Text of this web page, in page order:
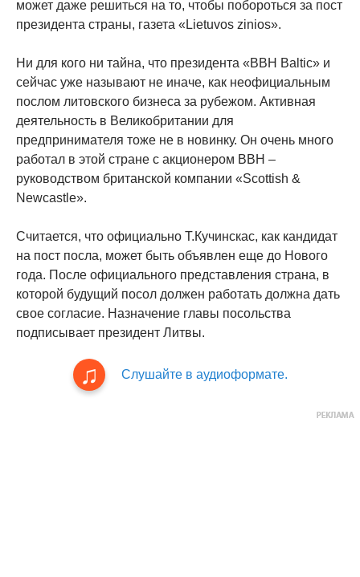
может даже решиться на то, чтобы побороться за пост
президента страны, газета «Lietuvos zinios».
Ни для кого ни тайна, что президента «ВВН Baltic» и
сейчас уже называют не иначе, как неофициальным
послом литовского бизнеса за рубежом. Активная
деятельность в Великобритании для
предпринимателя тоже не в новинку. Он очень много
работал в этой стране с акционером ВВН –
руководством британской компании «Scottish &
Newcastle».
Считается, что официально Т.Кучинскас, как кандидат
на пост посла, может быть объявлен еще до Нового
года. После официального представления страна, в
которой будущий посол должен работать должна дать
свое согласие. Назначение главы посольства
подписывает президент Литвы.
Слушайте в аудиоформате.